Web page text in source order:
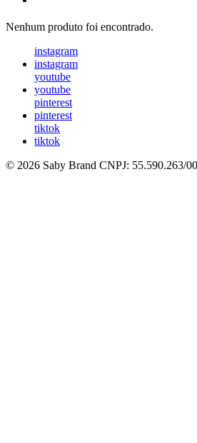
Nenhum produto foi encontrado.
instagram
instagram
youtube
youtube
pinterest
pinterest
tiktok
tiktok
© 2026 Saby Brand CNPJ: 55.590.263/